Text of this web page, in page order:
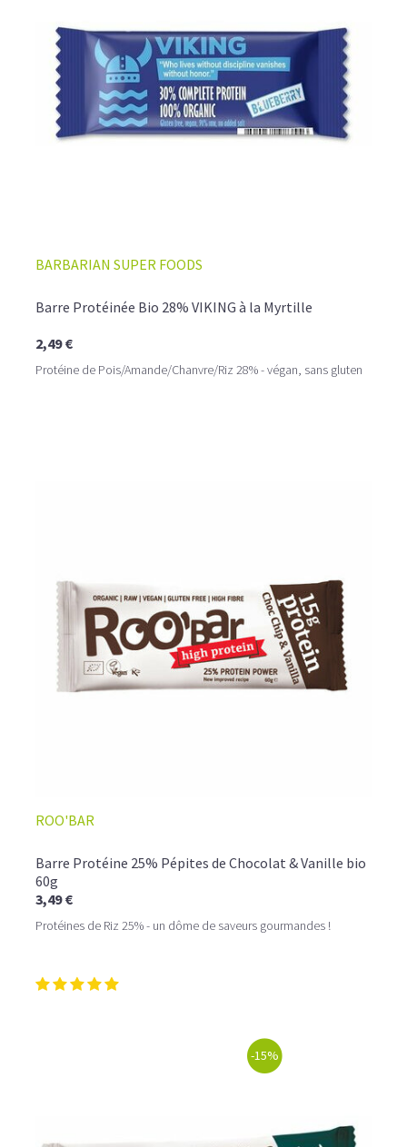
BARBARIAN SUPER FOODS
Barre Protéinée Bio 28% VIKING à la Myrtille
2,49 €
Protéine de Pois/Amande/Chanvre/Riz 28% - végan, sans gluten
ROO'BAR
Barre Protéine 25% Pépites de Chocolat & Vanille bio
60g
3,49 €
Protéines de Riz 25% - un dôme de saveurs gourmandes !
-15%